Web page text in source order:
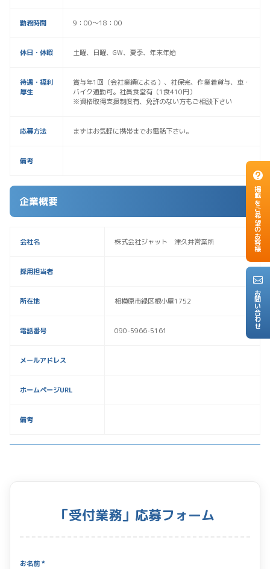
掲載をご希望のお客様
お問い合わせ
勤務時間 9：00～18：00
休日・休暇 土曜、日曜、GW、夏季、年末年始
待遇・福利
厚生
賞与年1回（会社業績による）、社保完、作業着貸与、車・
バイク通勤可。社員食堂有（1食410円）
※資格取得支援制度有、免許のない方もご相談下さい
応募方法 まずはお気軽に携帯までお電話下さい。
備考
企業概要
会社名 株式会社ジャット 津久井営業所
採用担当者
所在地 相模原市緑区根小屋1752
電話番号 090-5966-5161
メールアドレス
ホームページURL
備考
「受付業務」応募フォーム
お名前 *